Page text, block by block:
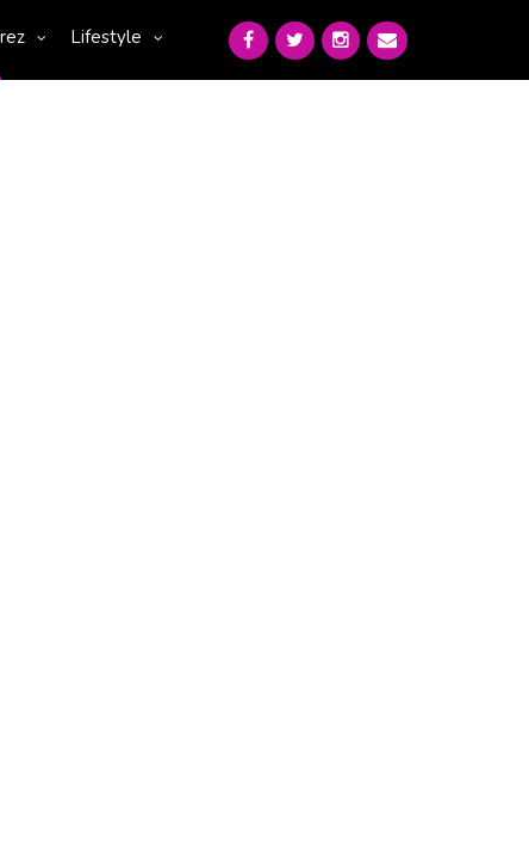
Lifestyle